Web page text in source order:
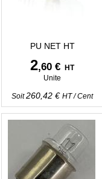
PU NET HT
2,60 €
HT
Unite
Soit260,42 € HT/Cent